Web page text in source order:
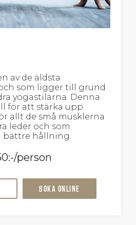
av de äldsta
som ligger till grund
yogastilarna. Denna
för att stärka upp
allt de små musklerna
leder och som
bättre hållning.
person
Boka online